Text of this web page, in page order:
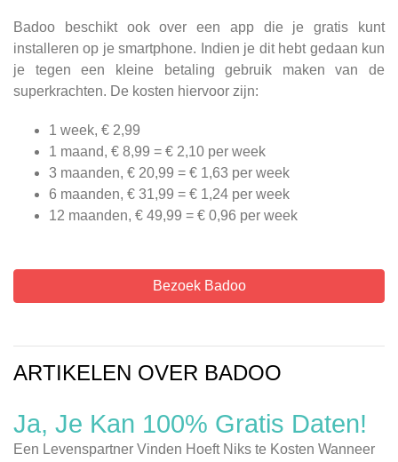
Badoo beschikt ook over een app die je gratis kunt
installeren op je smartphone. Indien je dit hebt gedaan kun
je tegen een kleine betaling gebruik maken van de
superkrachten. De kosten hiervoor zijn:
1 week, € 2,99
1 maand, € 8,99 = € 2,10 per week
3 maanden, € 20,99 = € 1,63 per week
6 maanden, € 31,99 = € 1,24 per week
12 maanden, € 49,99 = € 0,96 per week
Bezoek Badoo
ARTIKELEN OVER BADOO
Ja, Je Kan 100% Gratis Daten!
Een Levenspartner Vinden Hoeft Niks te Kosten Wanneer